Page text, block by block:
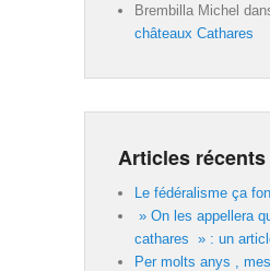
Brembilla Michel
châteaux Cathares
Articles récents
Le fédéralisme ça
» On les appellera
cathares » : un
Per molts anys ,